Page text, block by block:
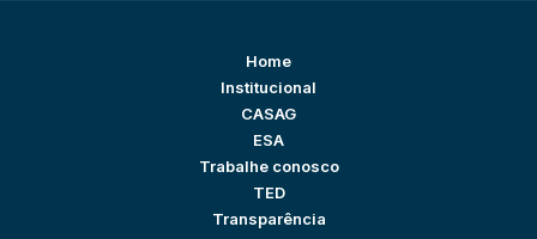
Home
Institucional
CASAG
ESA
Trabalhe conosco
TED
Transparência